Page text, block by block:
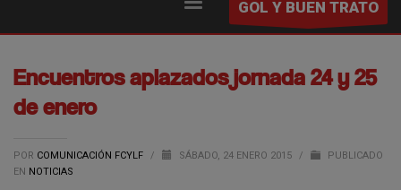
GOL Y BUEN TRATO
Encuentros aplazados jornada 24 y 25
de enero
POR COMUNICACIÓN FCYLF / SÁBADO, 24 ENERO 2015 /
PUBLICADO
EN NOTICIAS